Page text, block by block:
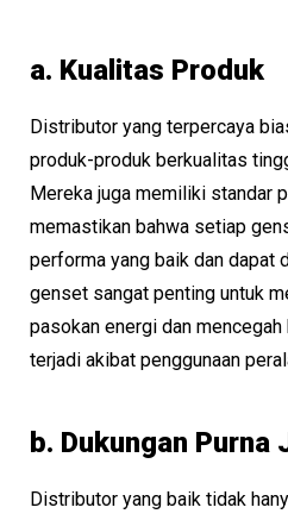
a. Kualitas Produk
Distributor yang terpercaya
produk-produk berkualitas
Mereka juga memiliki standar
memastikan bahwa setiap
performa yang baik dan dapat
genset sangat penting untuk
pasokan energi dan
terjadi akibat penggunaan
b. Dukungan Purna
Distributor yang baik tidak